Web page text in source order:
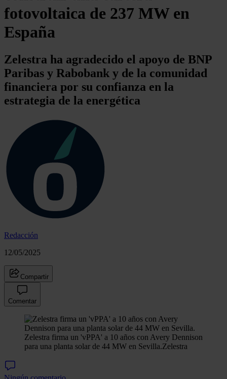
fotovoltaica de 237 MW en
España
Zelestra ha agradecido el apoyo de BNP
Paribas y Rabobank y de la comunidad
financiera por su confianza en la
estrategia de la energética
Redacción
12/05/2025
Compartir
Comentar
Zelestra firma un 'vPPA' a 10 años con Avery Dennison
para una planta solar de 44 MW en Sevilla.Zelestra